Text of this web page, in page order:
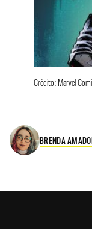
Crédito: Marvel
BRENDA